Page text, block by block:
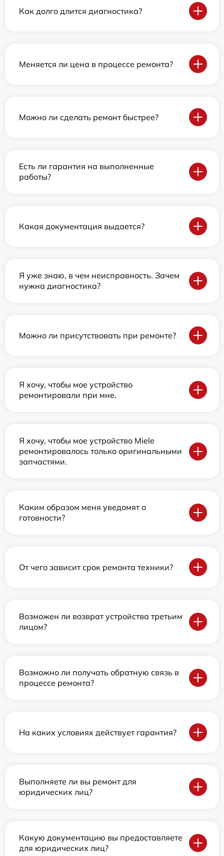
Как долго длится диагностика?
Меняется ли цена в процессе ремонта?
Можно ли сделать ремонт быстрее?
Есть ли гарантия на выполненные
работы?
Какая документация выдается?
Я уже знаю, в чем неисправность. Зачем
нужна диагностика?
Можно ли присутствовать при ремонте?
Я хочу, чтобы мое устройство
ремонтировали при мне.
Я хочу, чтобы мое устройство Miele
ремонтировалось только оригинальными
запчастями.
Каким образом меня уведомят о
готовности?
От чего зависит срок ремонта техники?
Возможен ли возврат устройства третьим
лицом?
Возможно ли получать обратную связь в
процессе ремонта?
На каких условиях действует гарантия?
Выполняете ли вы ремонт для
юридических лиц?
Какую документацию вы предоставляете
для юридических лиц?